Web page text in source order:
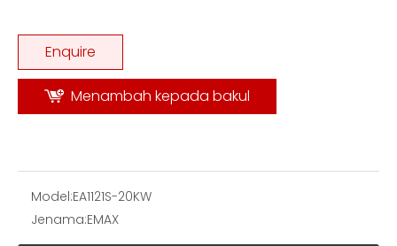
Enquire
Menambah kepada bakul
Model:EA1121S-20KW
Jenama:EMAX